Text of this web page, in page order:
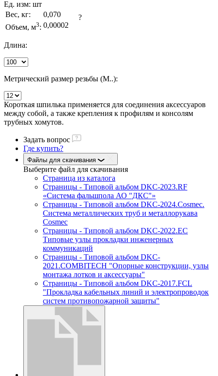
Ед. изм: шт
Вес, кг:
0,070
Объем, м3: 0,00002
?
Длина:
Метрический размер резьбы (М..):
Короткая шпилька применяется для соединения аксессуаров
между собой, а также крепления к профилям и консолям
трубных хомутов.
Задать вопрос
Где купить?
Файлы для скачивания
Выберите файл для скачивания
Страница из каталога
Страницы - Типовой альбом DKC-2023.RF
«Система фальшпола АО "ДКС"»
Страницы - Типовой альбом DKC-2024.Cosmec.
Система металлических труб и металлорукава
Cosmec
Страницы - Типовой альбом DKC-2022.EC
Типовые узлы прокладки инженерных
коммуникаций
Страницы - Типовой альбом DKC-
2021.COMBITECH "Опорные конструкции, узлы
монтажа лотков и аксессуары"
Страницы - Типовой альбом DKC-2017.FCL
"Прокладка кабельных линий и электропроводок
систем противопожарной защиты"